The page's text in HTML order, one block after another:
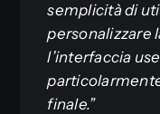
semplicità di
personalizzare
l’interfaccia
finale.”